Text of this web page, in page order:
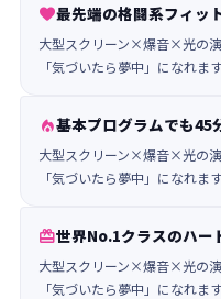
最先端の格闘系フィッ
大型スクリーン×爆音×光の演
「気づいたら夢中」になれます
基本プログラムでも
大型スクリーン×爆音×光の演
「気づいたら夢中」になれます
世界No.1クラスのハー
大型スクリーン×爆音×光の演
「気づいたら夢中」になれます